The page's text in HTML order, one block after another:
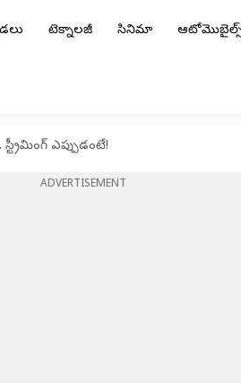
టెక్నాలజీ సినిమా
ఎప్పుడంటే!
ADVERTISEMENT